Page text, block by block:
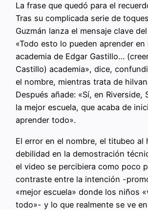
La frase que quedó para el
Tras su complicada serie de
Guzmán lanza el mensaje clave
«Todo esto lo pueden aprender en
academia de Edgar Gastillo…
Castillo) academia», dice,
el nombre, mientras trata de
Después añade: «Sí, en Riverside,
la mejor escuela, que acaba de
aprender todo».
El error en el nombre, el titubeo al
debilidad en la demostración
el video se percibiera como poco
contraste entre la intención -
«mejor escuela» donde los niños
todo»- y lo que realmente se ve